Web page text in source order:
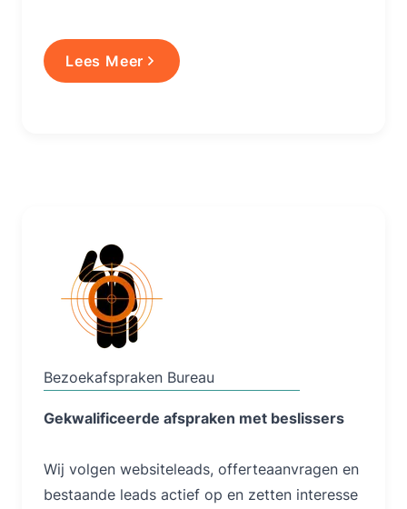
Lees Meer
Bezoekafspraken Bureau
Gekwalificeerde afspraken met beslissers
Wij volgen websiteleads, offerteaanvragen en
bestaande leads actief op en zetten interesse